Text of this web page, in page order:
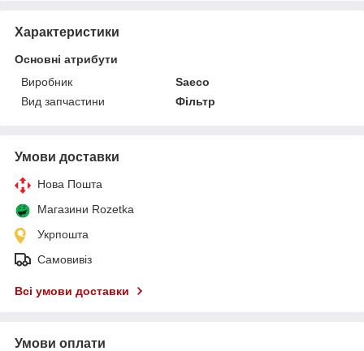
Характеристики
Основні атрибути
Виробник
Saeco
Вид запчастини
Фільтр
Умови доставки
Нова Пошта
Магазини Rozetka
Укрпошта
Самовивіз
Всі умови доставки
Умови оплати